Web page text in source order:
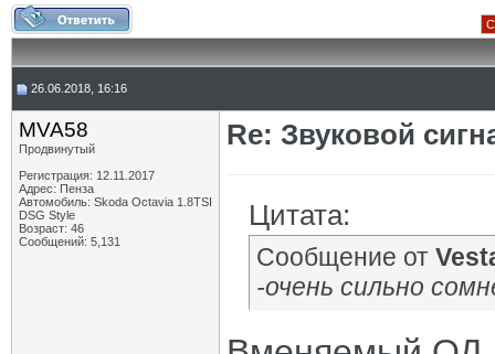
26.06.2018, 16:16
MVA58
Продвинутый
Регистрация: 12.11.2017
Адрес: Пенза
Автомобиль: Skoda Octavia 1.8TSI
DSG Style
Возраст: 46
Сообщений: 5,131
Re: Звуковой
Цитата:
Сообщение от
-очень сильно